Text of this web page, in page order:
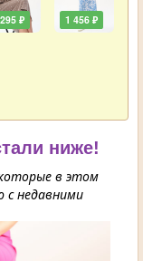
₽ 1 456 ₽
ниже!
в этом
с недавними